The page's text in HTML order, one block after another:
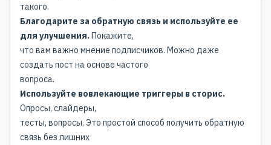
такого.
Благодарите за обратную связь и используйте ее
для улучшения.Покажите,
что вам важно мнение подписчиков. Можно даже
создать пост на основе частого
вопроса.
Используйте вовлекающие триггеры в сторис.
Опросы, слайдеры,
тесты, вопросы. Это простой способ получить обратную
связь без лишних